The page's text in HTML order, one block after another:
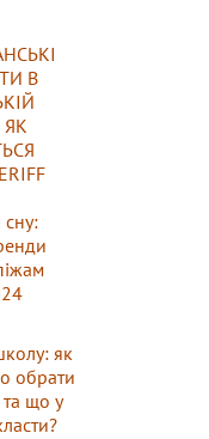
В
ЯК
як
обрати
що у